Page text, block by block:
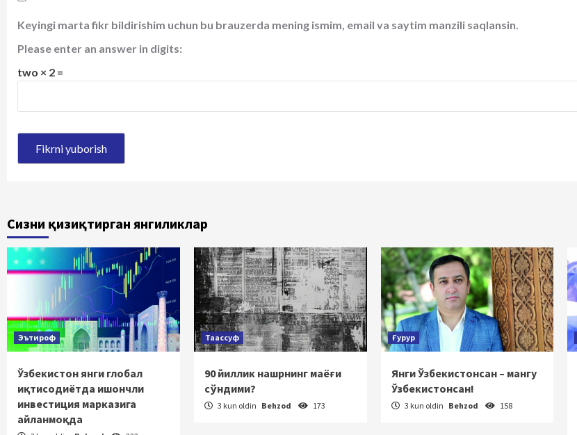
Keyingi marta fikr bildirishim uchun bu brauzerda mening ismim, email va saytim manzili saqlansin.
Please enter an answer in digits:
two × 2 =
Сизни қизиқтирган янгиликлар
Эътироф
Ўзбекистон янги глобал
иқтисодиётда ишончли
инвестиция марказига
айланмоқда
Таассуф
90 йиллик нашрнинг маёғи
сўндими?
3 kun oldin Behzod 173
Ғурур
Янги Ўзбекистонсан – мангу
Ўзбекистонсан!
3 kun oldin Behzod 158